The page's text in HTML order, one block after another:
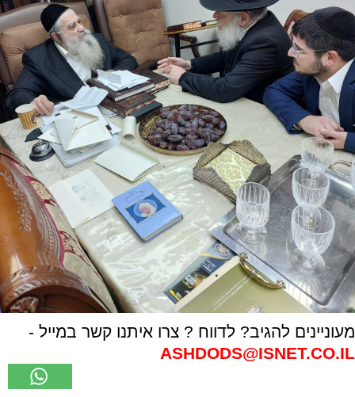
מעוניינים להגיב? לדווח ? צרו איתנו קשר במייל -
ASHDODS@ISNET.CO.IL